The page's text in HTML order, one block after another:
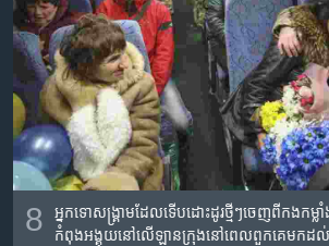
8
អ្នក​ទោស​ង្គ្រាម​ដែល​ទើប​ដោះ​ដូរ​ថ្មីៗ​ចេញ​ពី​កង​កម្ល
កំពុង​អង្គុយ​នៅ​លើ​ឡានក្រុង​នៅ​ពេល​ពួកគេ​មក​ដល់​